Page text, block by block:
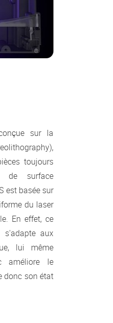
sur la
toujours
de surface
est basée sur
du laser
En effet, ce
aux
lui même
améliore le
donc son état